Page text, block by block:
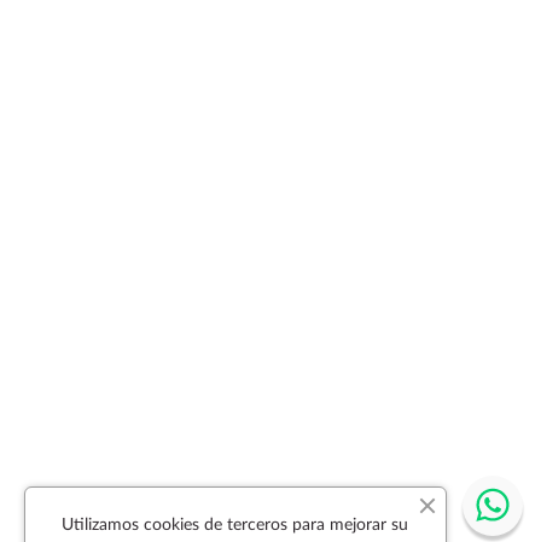
Utilizamos cookies de terceros para mejorar su